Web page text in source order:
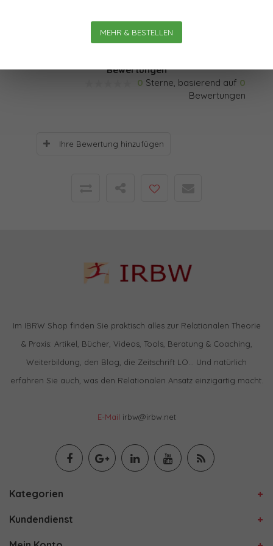
MEHR & BESTELLEN
einem Interview mit Stewart Brand.
Bewertungen
0 Sterne, basierend auf 0
Bewertungen
Ihre Bewertung hinzufügen
Im IBRW Shop finden Sie praktisch alles zur Relationalen Theorie
& Praxis: Artikel, Bücher, Videos, Tools, Beratung & Coaching,
Weiterbildung, den Blog, die Zeitschrift LO… Und natürlich
erfahren Sie auch, was den Relationalen Ansatz einzigartig macht.
E-Mail irbw@irbw.net
Kategorien
Kundendienst